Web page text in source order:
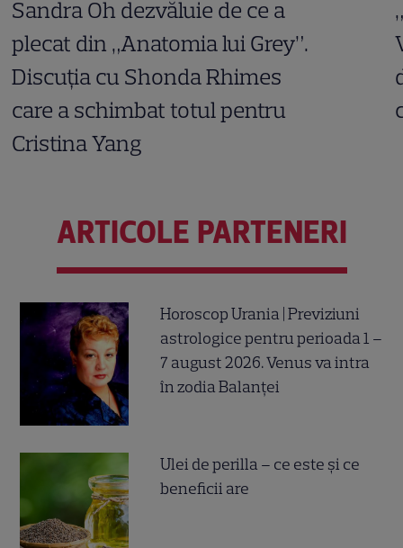
Sandra Oh dezvăluie de ce a
plecat din „Anatomia lui Grey”.
Discuția cu Shonda Rhimes
care a schimbat totul pentru
Cristina Yang
ARTICOLE PARTENERI
Horoscop Urania | Previziuni
astrologice pentru perioada 1 –
7 august 2026. Venus va intra
în zodia Balanței
Ulei de perilla – ce este și ce
beneficii are